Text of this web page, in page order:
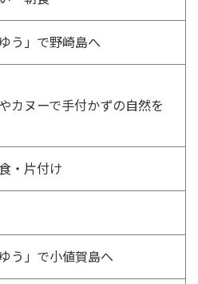
う」で野崎島へ
カヌーで手付かずの自然を
・片付け
う」で小値賀島へ